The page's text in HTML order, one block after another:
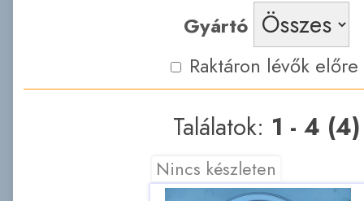
Gyártó
Raktáron lévők előre
Találatok: 1 - 4 (4)
Nincs készleten